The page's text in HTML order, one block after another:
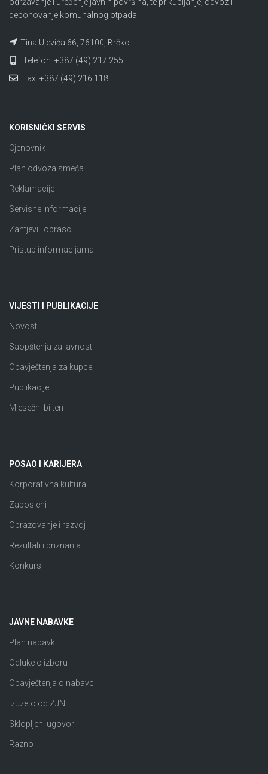
održavanje i uređenje javnih površina, te prikupljanje, odvoz i
deponovanje komunalnog otpada.
Tina Ujevića 66, 76100, Brčko
Telefon: +387 (49) 217 255
Fax: +387 (49) 216 118
KORISNIČKI SERVIS
Cjenovnik
Plan odvoza smeća
Reklamacije
Servisne informacije
Zahtjevi i obrasci
Pristup informacijama
VIJESTI I PUBLIKACIJE
Novosti
Saopštenja za javnost
Obavještenja za kupce
Publikacije
Mjesečni bilten
POSAO I KARIJERA
Korporativna kultura
Zaposleni
Obrazovanje i razvoj
Rezultati i priznanja
Konkursi
JAVNE NABAVKE
Plan nabavki
Odluke o izboru
Obavještenja o nabavci
Izuzeto od ZJN
Sklopljeni ugovori
Razno